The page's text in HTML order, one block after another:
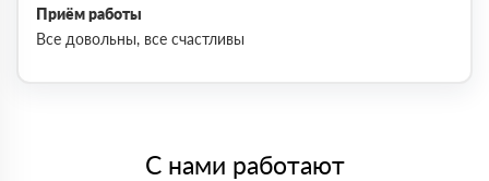
Приём работы
Все довольны, все счастливы
С нами работают